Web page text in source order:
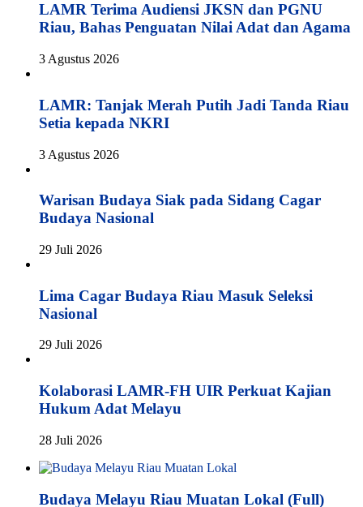
LAMR Terima Audiensi JKSN dan PGNU
Riau, Bahas Penguatan Nilai Adat dan Agama
3 Agustus 2026
LAMR: Tanjak Merah Putih Jadi Tanda Riau
Setia kepada NKRI
3 Agustus 2026
Warisan Budaya Siak pada Sidang Cagar
Budaya Nasional
29 Juli 2026
Lima Cagar Budaya Riau Masuk Seleksi
Nasional
29 Juli 2026
Kolaborasi LAMR-FH UIR Perkuat Kajian
Hukum Adat Melayu
28 Juli 2026
Budaya Melayu Riau Muatan Lokal (Full)